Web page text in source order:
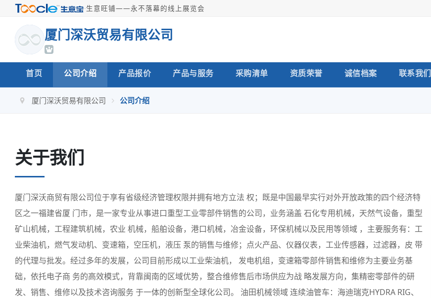
·生意旺铺——永不落幕的线上展览会
厦门深沃贸易有限公司
首页 公司介绍 产品报价 产品与服务 采购清单 资质荣誉 诚信档案 联系我们
厦门深沃贸易有限公司 公司介绍
关于我们
厦门深沃商贸有限公司位于享有省级经济管理权限并拥有地方立法 权；既是中国最早实行对外开放政策的四个经济特
区之一福建省厦 门市，是一家专业从事进口重型工业零部件销售的公司，业务涵盖 石化专用机械，天然气设备，重型
矿山机械，工程建筑机械，农业 机械，船舶设备，港口机械，冶金设备，环保机械以及民用等领域 ，主要服务有：工
业柴油机，燃气发动机、变速箱，空压机，液压 泵的销售与维修；点火产品、仪器仪表，工业传感器，过滤器，皮 带
的代理与批发。经过多年的发展，公司目前形成以工业柴油机， 发电机组，变速箱零部件销售和维修为主要业务基
础，依托电子商 务的高效模式，背靠闽南的区域优势，整合维修售后市场供应为战 略发展方向，集精密零部件的研
发、销售、维修以及技术咨询服务 于一体的创新型全球化公司。 油田机械领域 连续油管车：海迪瑞克HYDRA RIG、